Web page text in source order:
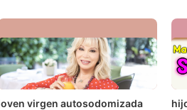
virgen autosodomizada